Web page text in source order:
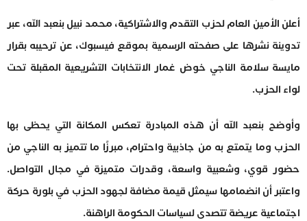
أعلن الأمين العام لحزب التقدم والاشتراكية، محمد نبيل بنعبد الله، عبر
تدوينة نشرها على صفحته الرسمية بموقع فيسبوك، عن ترحيبه بقرار
مايسة سلامة الناجي خوض غمار الانتخابات التشريعية المقبلة تحت
لواء الحزب.
وأوضح بنعبد الله أن هذه المبادرة تعكس المكانة التي يحظى بها
الحزب وما يتمتع به من جاذبية واحترام، مبرزًا ما تتميز به الناجي من
حضور قوي، وشعبية واسعة، وقدرات متميزة في مجال التواصل.
واعتبر أن انضمامها سيمثل قيمة مضافة لجهود الحزب في بلورة حركة
اجتماعية عريضة تتصدى لسياسات الحكومة الراهنة.